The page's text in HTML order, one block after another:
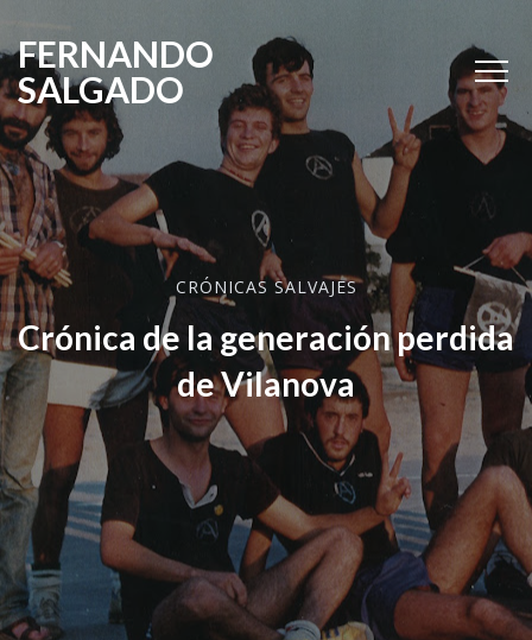
FERNANDO
SALGADO
CRÓNICAS SALVAJES
Crónica de la generación perdida
de Vilanova